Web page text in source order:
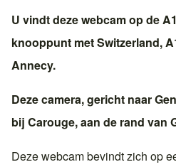
U vindt deze webcam op de
knooppunt metSwitzerland,
Annecy.
Deze camera, gericht naar
bij Carouge, aan de rand van
Deze webcam bevindt zich op